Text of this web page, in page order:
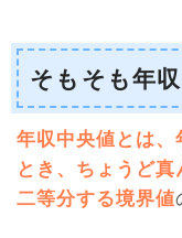
そもそも年
年収中央値とは
とき、ちょうど
二等分する境界値